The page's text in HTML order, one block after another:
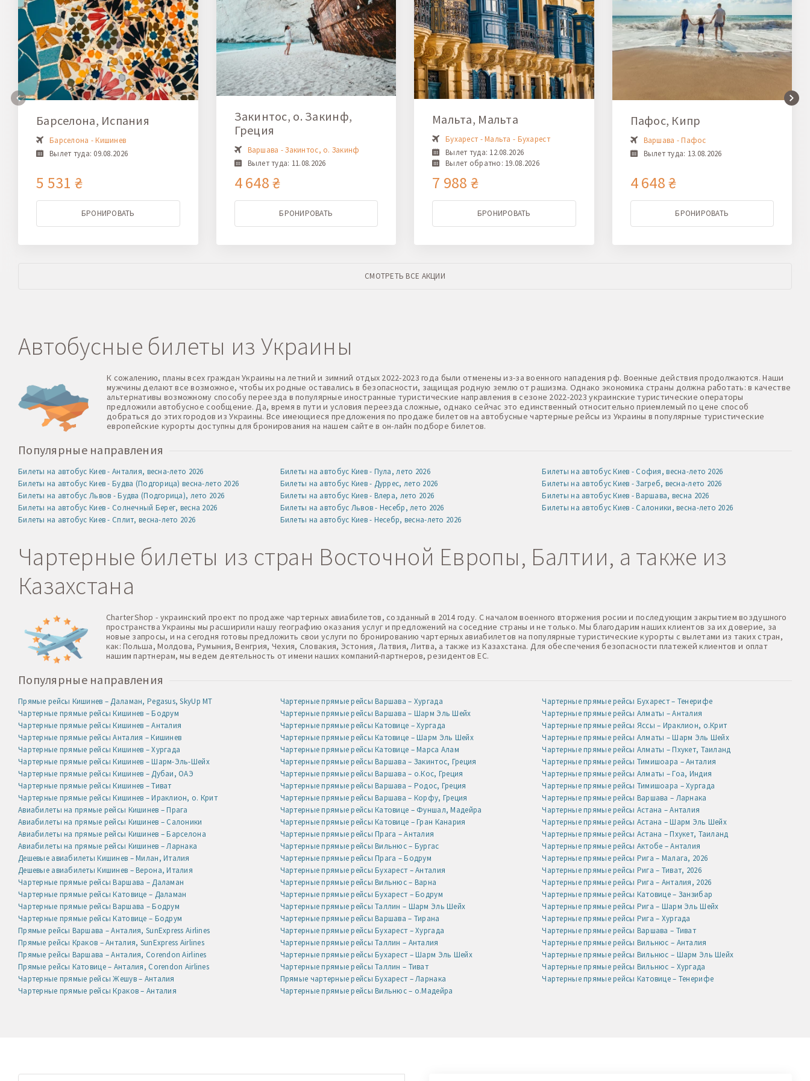
Барселона, Испания
Барселона - Кишинев
Вылет туда: 09.08.2026
5 531 ₴
БРОНИРОВАТЬ
Закинтос, о. Закинф,
Греция
Варшава - Закинтос, о. Закинф
Вылет туда: 11.08.2026
4 648 ₴
БРОНИРОВАТЬ
Мальта, Мальта
Бухарест - Мальта - Бухарест
Вылет туда: 12.08.2026
Вылет обратно: 19.08.2026
7 988 ₴
БРОНИРОВАТЬ
Пафос, Кипр
Варшава - Пафос
Вылет туда: 13.08.2026
4 648 ₴
БРОНИРОВАТЬ
СМОТРЕТЬ ВСЕ АКЦИИ
Автобусные билеты из Украины
К сожалению, планы всех граждан Украины на летний и зимний отдых 2022-2023 года были отменены из-за военного нападения рф. Военные действия продолжаются. Наши
мужчины делают все возможное, чтобы их родные оставались в безопасности, защищая родную землю от рашизма. Однако экономика страны должна работать: в качестве
альтернативы возможному способу переезда в популярные иностранные туристические направления в сезоне 2022-2023 украинские туристические операторы
предложили автобусное сообщение. Да, время в пути и условия переезда сложные, однако сейчас это единственный относительно приемлемый по цене способ
добраться до этих городов из Украины. Все имеющиеся предложения по продаже билетов на автобусные чартерные рейсы из Украины в популярные туристические
европейские курорты доступны для бронирования на нашем сайте в он-лайн подборе билетов.
Популярные направления
Билеты на автобус Киев - Анталия, весна-лето 2026
Билеты на автобус Киев - Будва (Подгорица) весна-лето 2026
Билеты на автобус Львов - Будва (Подгорица), лето 2026
Билеты на автобус Киев - Солнечный Берег, весна 2026
Билеты на автобус Киев - Сплит, весна-лето 2026
Билеты на автобус Киев - Пула, лето 2026
Билеты на автобус Киев - Дуррес, лето 2026
Билеты на автобус Киев - Влера, лето 2026
Билеты на автобус Львов - Несебр, лето 2026
Билеты на автобус Киев - Несебр, весна-лето 2026
Билеты на автобус Киев - София, весна-лето 2026
Билеты на автобус Киев - Загреб, весна-лето 2026
Билеты на автобус Киев - Варшава, весна 2026
Билеты на автобус Киев - Салоники, весна-лето 2026
Чартерные билеты из стран Восточной Европы, Балтии, а также из
Казахстана
CharterShop - украинский проект по продаже чартерных авиабилетов, созданный в 2014 году. С началом военного вторжения росии и последующим закрытием воздушного
пространства Украины мы расширили нашу географию оказания услуг и предложений на соседние страны и не только. Мы благодарим наших клиентов за их доверие, за
новые запросы, и на сегодня готовы предложить свои услуги по бронированию чартерных авиабилетов на популярные туристические курорты с вылетами из таких стран,
как: Польша, Молдова, Румыния, Венгрия, Чехия, Словакия, Эстония, Латвия, Литва, а также из Казахстана. Для обеспечения безопасности платежей клиентов и оплат
нашим партнерам, мы ведем деятельность от имени наших компаний-партнеров, резидентов ЕС.
Популярные направления
Прямые рейсы Кишинев – Даламан, Pegasus, SkyUp MT
Чартерные прямые рейсы Кишинев – Бодрум
Чартерные прямые рейсы Кишинев – Анталия
Чартерные прямые рейсы Анталия – Кишинев
Чартерные прямые рейсы Кишинев – Хургада
Чартерные прямые рейсы Кишинев – Шарм-Эль-Шейх
Чартерные прямые рейсы Кишинев – Дубаи, ОАЭ
Чартерные прямые рейсы Кишинев – Тиват
Чартерные прямые рейсы Кишинев – Ираклион, о. Крит
Авиабилеты на прямые рейсы Кишинев – Прага
Авиабилеты на прямые рейсы Кишинев – Салоники
Авиабилеты на прямые рейсы Кишинев – Барселона
Авиабилеты на прямые рейсы Кишинев – Ларнака
Дешевые авиабилеты Кишинев – Милан, Италия
Дешевые авиабилеты Кишинев – Верона, Италия
Чартерные прямые рейсы Варшава – Даламан
Чартерные прямые рейсы Катовице – Даламан
Чартерные прямые рейсы Варшава – Бодрум
Чартерные прямые рейсы Катовице – Бодрум
Прямые рейсы Варшава – Анталия, SunExpress Airlines
Прямые рейсы Краков – Анталия, SunExpress Airlines
Прямые рейсы Варшава – Анталия, Corendon Airlines
Прямые рейсы Катовице – Анталия, Corendon Airlines
Чартерные прямые рейсы Жешув – Анталия
Чартерные прямые рейсы Краков – Анталия
Чартерные прямые рейсы Варшава – Хургада
Чартерные прямые рейсы Варшава – Шарм Эль Шейх
Чартерные прямые рейсы Катовице – Хургада
Чартерные прямые рейсы Катовице – Шарм Эль Шейх
Чартерные прямые рейсы Катовице – Марса Алам
Чартерные прямые рейсы Варшава – Закинтос, Греция
Чартерные прямые рейсы Варшава – о.Кос, Греция
Чартерные прямые рейсы Варшава – Родос, Греция
Чартерные прямые рейсы Варшава – Корфу, Греция
Чартерные прямые рейсы Катовице – Фуншал, Мадейра
Чартерные прямые рейсы Катовице – Гран Канария
Чартерные прямые рейсы Прага – Анталия
Чартерные прямые рейсы Вильнюс – Бургас
Чартерные прямые рейсы Прага – Бодрум
Чартерные прямые рейсы Бухарест – Анталия
Чартерные прямые рейсы Вильнюс – Варна
Чартерные прямые рейсы Бухарест – Бодрум
Чартерные прямые рейсы Таллин – Шарм Эль Шейх
Чартерные прямые рейсы Варшава – Тирана
Чартерные прямые рейсы Бухарест – Хургада
Чартерные прямые рейсы Таллин – Анталия
Чартерные прямые рейсы Бухарест – Шарм Эль Шейх
Чартерные прямые рейсы Таллин – Тиват
Прямые чартерные рейсы Бухарест – Ларнака
Чартерные прямые рейсы Вильнюс – о.Мадейра
Чартерные прямые рейсы Бухарест – Тенерифе
Чартерные прямые рейсы Алматы – Анталия
Чартерные прямые рейсы Яссы – Ираклион, о.Крит
Чартерные прямые рейсы Алматы – Шарм Эль Шейх
Чартерные прямые рейсы Алматы – Пхукет, Таиланд
Чартерные прямые рейсы Тимишоара – Анталия
Чартерные прямые рейсы Алматы – Гоа, Индия
Чартерные прямые рейсы Тимишоара – Хургада
Чартерные прямые рейсы Варшава – Ларнака
Чартерные прямые рейсы Астана – Анталия
Чартерные прямые рейсы Астана – Шарм Эль Шейх
Чартерные прямые рейсы Астана – Пхукет, Таиланд
Чартерные прямые рейсы Актобе – Анталия
Чартерные прямые рейсы Рига – Малага, 2026
Чартерные прямые рейсы Рига – Тиват, 2026
Чартерные прямые рейсы Рига – Анталия, 2026
Чартерные прямые рейсы Катовице – Занзибар
Чартерные прямые рейсы Рига – Шарм Эль Шейх
Чартерные прямые рейсы Рига – Хургада
Чартерные прямые рейсы Варшава – Тиват
Чартерные прямые рейсы Вильнюс – Анталия
Чартерные прямые рейсы Вильнюс – Шарм Эль Шейх
Чартерные прямые рейсы Вильнюс – Хургада
Чартерные прямые рейсы Катовице – Тенерифе